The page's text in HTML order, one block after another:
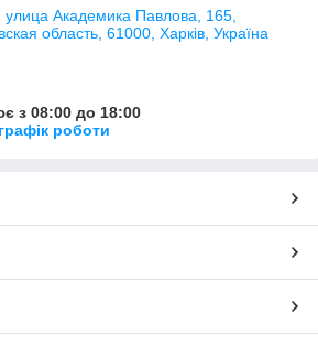
Академика Павлова, 165,
область, 61000, Харків, Україна
з 08:00 до 18:00
роботи